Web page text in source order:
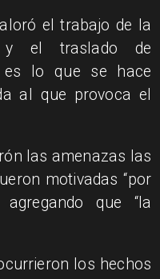
el trabajo de la
y el traslado de
es lo que se hace
al que provoca el
las amenazas las
motivadas “por
que “la
los hechos